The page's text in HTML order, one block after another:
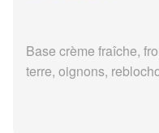
Base crème fraîche,
terre, oignons,